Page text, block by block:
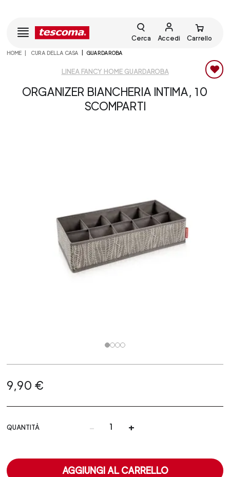
Cerca Accedi Carrello
HOME CURA DELLA CASA GUARDAROBA
LINEA FANCY HOME GUARDAROBA
ORGANIZER BIANCHERIA INTIMA, 10
SCOMPARTI
9,90 €
QUANTITÀ - +
AGGIUNGI AL CARRELLO